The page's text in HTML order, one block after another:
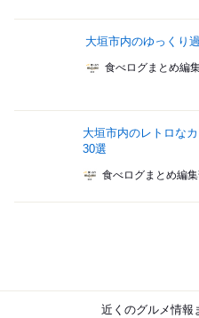
大垣市内のゆっくり
食べログまとめ編
大垣市内のレトロな
30選
食べログまとめ編
近くのグルメ情報